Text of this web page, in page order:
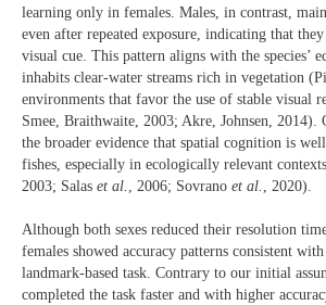
learning only in females. Males, in contrast,
even after repeated exposure, indicating that
visual cue. This pattern aligns with the species’
inhabits clear-water streams rich in vegetation
environments that favor the use of stable visual
Smee, Braithwaite, 2003; Akre, Johnsen,
the broader evidence that spatial cognition is
fishes, especially in ecologically relevant
2003; Salas et al. , 2006; Sovrano et al. , 2020).
Although both sexes reduced their resolution
females showed accuracy patterns consistent
landmark-based task. Contrary to our initial
completed the task faster and with higher